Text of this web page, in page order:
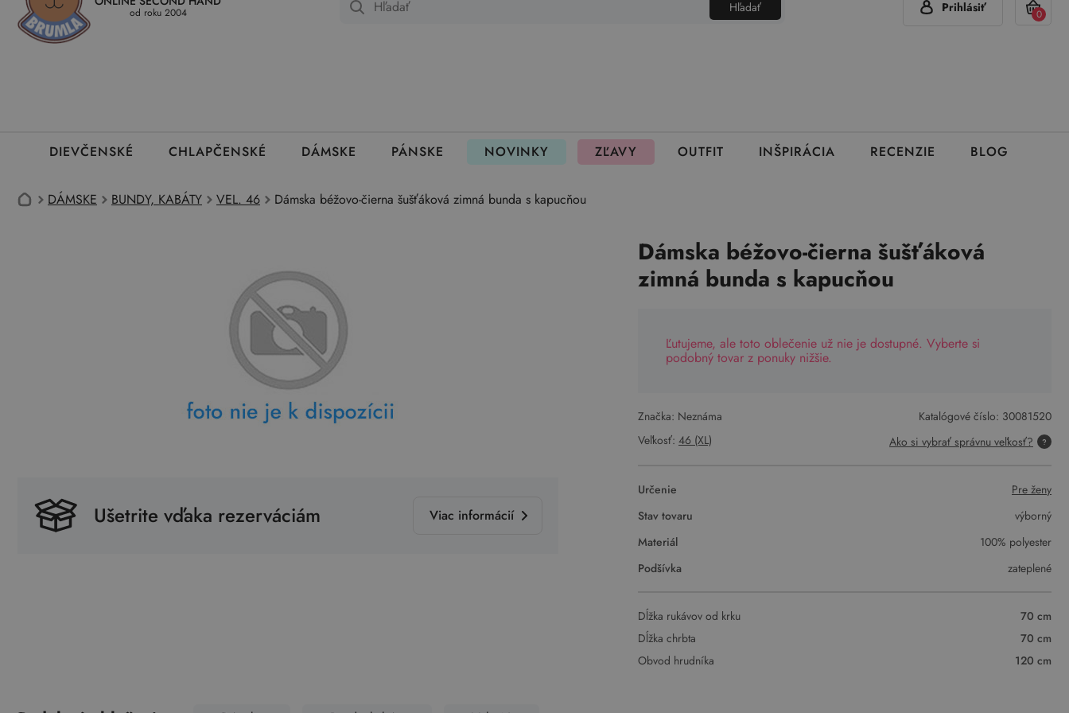
Kedy a ako dostanem tovar Ako môžem vrátiť oblečenie Ako fungujú rezervácie +420 777 319 477 (Pon - Pia 7:00 - 15:00) info@brumla.sk
od roku 2004 Hľadať Prihlásiť 0
DIEVČENSKÉ CHLAPČENSKÉ DÁMSKE PÁNSKE NOVINKY ZĽAVY OUTFIT INŠPIRÁCIA RECENZIE BLOG
DÁMSKE BUNDY, KABÁTY VEL. 46 Dámska béžovo-čierna šušťáková zimná bunda s kapucňou
Ušetrite vďaka rezerváciám Viac informácií
Dámska béžovo-čierna šušťáková
zimná bunda s kapucňou
Ľutujeme, ale toto oblečenie už nie je dostupné. Vyberte si
podobný tovar z ponuky nižšie.
Značka: Neznáma Katalógové číslo: 30081520
Veľkosť: 46 (XL) Ako si vybrať správnu veľkosť?
Určenie
Pre ženy
Stav tovaru
výborný
Materiál
100% polyester
Podšívka
zateplené
Dĺžka rukávov od krku
70 cm
Dĺžka chrbta
70 cm
Obvod hrudníka
120 cm